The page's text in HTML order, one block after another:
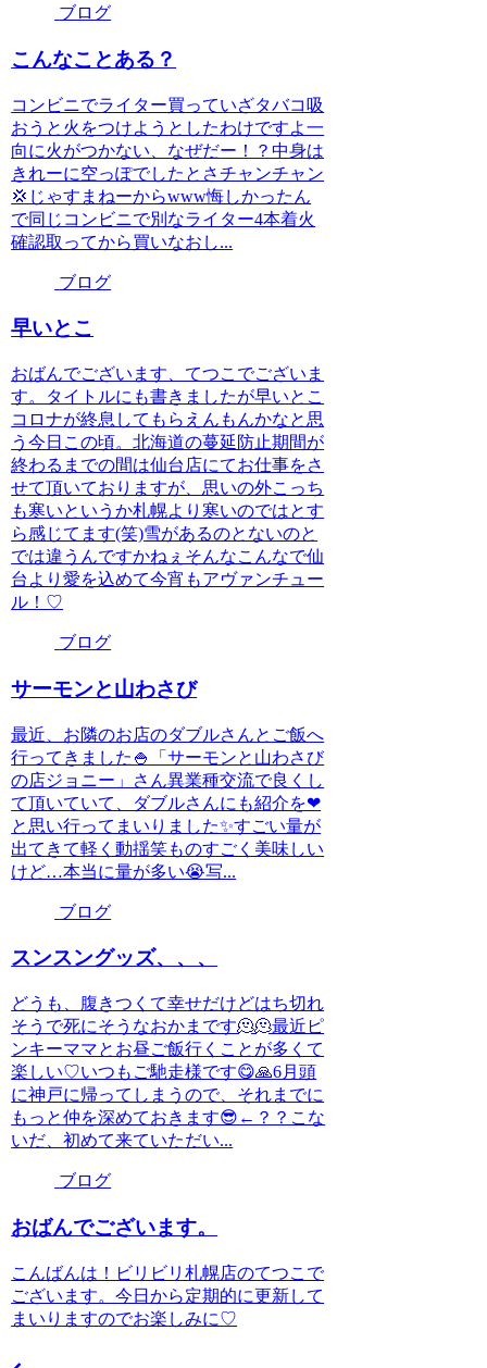
ブログ
こんなことある？
コンビニでライター買っていざタバコ吸
おうと火をつけようとしたわけですよ一
向に火がつかない、なぜだー！？中身は
きれーに空っぽでしたとさチャンチャン
💢じゃすまねーからwww悔しかったん
で同じコンビニで別なライター4本着火
確認取ってから買いなおし...
ブログ
早いとこ
おばんでございます、てつこでございま
す。タイトルにも書きましたが早いとこ
コロナが終息してもらえんもんかなと思
う今日この頃。北海道の蔓延防止期間が
終わるまでの間は仙台店にてお仕事をさ
せて頂いておりますが、思いの外こっち
も寒いというか札幌より寒いのではとす
ら感じてます(笑)雪があるのとないのと
では違うんですかねぇそんなこんなで仙
台より愛を込めて今宵もアヴァンチュー
ル！♡
ブログ
サーモンと山わさび
最近、お隣のお店のダブルさんとご飯へ
行ってきました🍚「サーモンと山わさび
の店ジョニー」さん異業種交流で良くし
て頂いていて、ダブルさんにも紹介を❤
と思い行ってまいりました✨すごい量が
出てきて軽く動揺笑ものすごく美味しい
けど…本当に量が多い😭写...
ブログ
スンスングッズ、、、
どうも、腹きつくて幸せだけどはち切れ
そうで死にそうなおかまです🫠🫠最近ピ
ンキーママとお昼ご飯行くことが多くて
楽しい♡いつもご馳走様です😋🙏6月頭
に神戸に帰ってしまうので、それまでに
もっと仲を深めておきます😎←？？こな
いだ、初めて来ていただい...
ブログ
おばんでございます。
こんばんは！ビリビリ札幌店のてつこで
ございます。今日から定期的に更新して
まいりますのでお楽しみに♡